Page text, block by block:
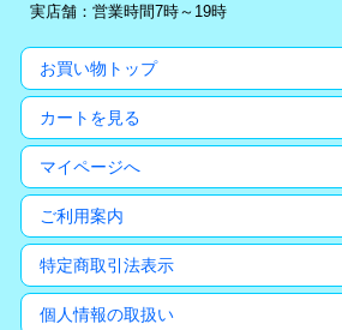
実店舗：営業時間7時～19時
お買い物トップ
カートを見る
マイページへ
ご利用案内
特定商取引法表示
個人情報の取扱い